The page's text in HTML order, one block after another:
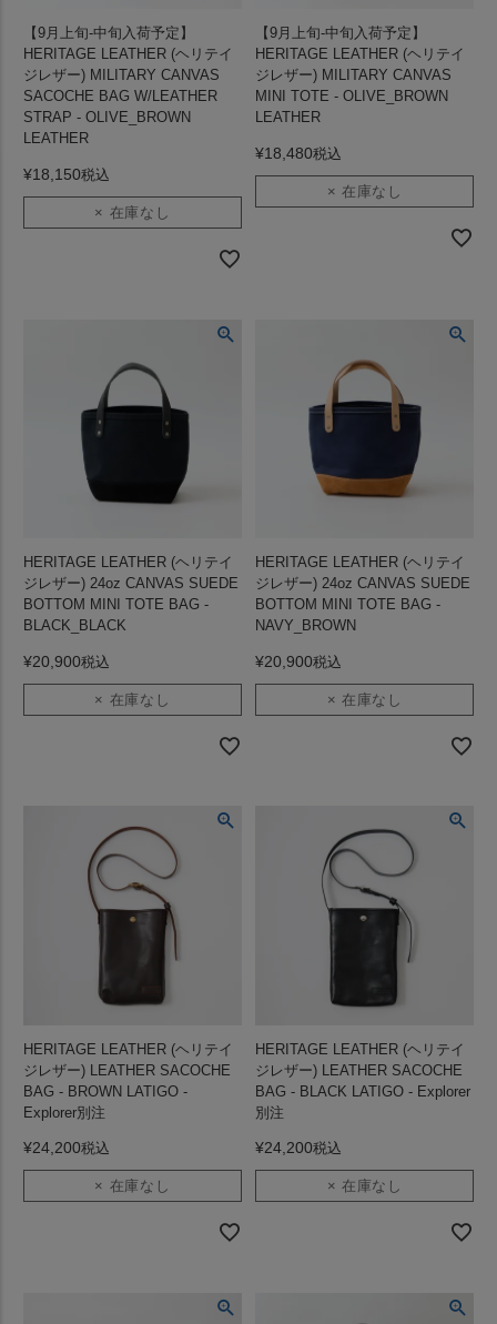
【9月上旬-中旬入荷予定】
HERITAGE LEATHER (ヘリテイ
ジレザー) MILITARY CANVAS
SACOCHE BAG W/LEATHER
STRAP - OLIVE_BROWN
LEATHER
¥18,150税込
× 在庫なし
【9月上旬-中旬入荷予定】
HERITAGE LEATHER (ヘリテイ
ジレザー) MILITARY CANVAS
MINI TOTE - OLIVE_BROWN
LEATHER
¥18,480税込
× 在庫なし
HERITAGE LEATHER (ヘリテイ
ジレザー) 24oz CANVAS SUEDE
BOTTOM MINI TOTE BAG -
BLACK_BLACK
¥20,900税込
× 在庫なし
HERITAGE LEATHER (ヘリテイ
ジレザー) 24oz CANVAS SUEDE
BOTTOM MINI TOTE BAG -
NAVY_BROWN
¥20,900税込
× 在庫なし
HERITAGE LEATHER (ヘリテイ
ジレザー) LEATHER SACOCHE
BAG - BROWN LATIGO -
Explorer別注
¥24,200税込
× 在庫なし
HERITAGE LEATHER (ヘリテイ
ジレザー) LEATHER SACOCHE
BAG - BLACK LATIGO - Explorer
別注
¥24,200税込
× 在庫なし